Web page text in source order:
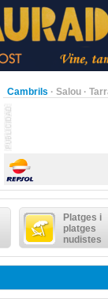
Cambrils · Salou ·
Platges i
platges
nudistes